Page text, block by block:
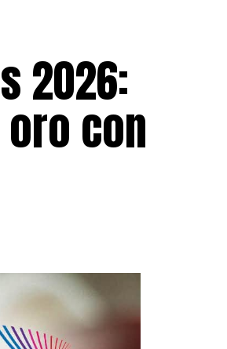
2026:
con